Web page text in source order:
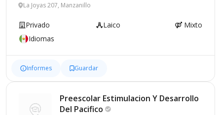
La Joyas 207, Manzanillo
Privado Laico
Mixto
Idiomas
Informes Guardar
Preescolar Estimulacion Y Desarrollo
Del Pacifico